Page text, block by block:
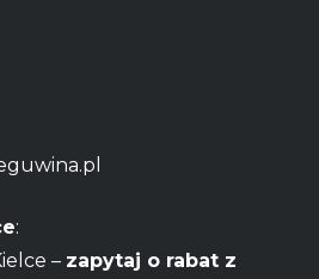
:
– zapytaj o rabat z